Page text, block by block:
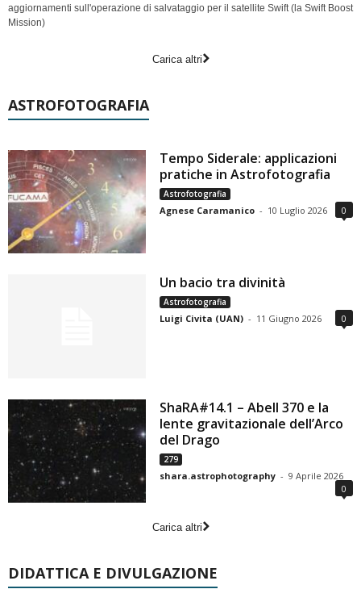
aggiornamenti sull'operazione di salvataggio per il satellite Swift (la Swift Boost
Mission)
Carica altri
ASTROFOTOGRAFIA
Tempo Siderale: applicazioni
pratiche in Astrofotografia
Astrofotografia
Agnese Caramanico - 10 Luglio 2026 0
Un bacio tra divinità
Astrofotografia
Luigi Civita (UAN) - 11 Giugno 2026 0
ShaRA#14.1 – Abell 370 e la
lente gravitazionale dell’Arco
del Drago
279
shara.astrophotography - 9 Aprile 2026
0
Carica altri
DIDATTICA E DIVULGAZIONE